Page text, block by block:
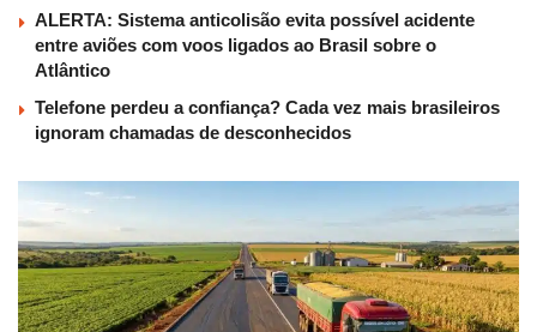
ALERTA: Sistema anticolisão evita possível acidente
entre aviões com voos ligados ao Brasil sobre o
Atlântico
Telefone perdeu a confiança? Cada vez mais brasileiros
ignoram chamadas de desconhecidos